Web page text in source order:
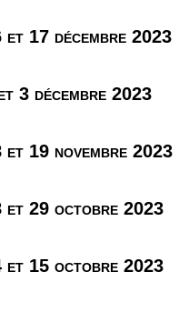
17 décembre 2023
3 décembre 2023
et 19 novembre 2023
et 29 octobre 2023
et 15 octobre 2023